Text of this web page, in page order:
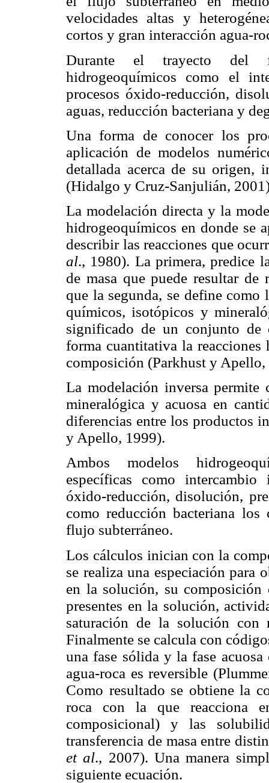
velocidades altas y
cortos y gran interacción agua-
Durante el trayecto del
hidrogeoquímicos como el
procesos óxido-reducción,
aguas, reducción bacteriana y
Una forma de conocer los
aplicación de modelos
detallada acerca de su origen,
(Hidalgo y Cruz-Sanjulián,
La modelación directa y la
hidrogeoquímicos en donde se
describir las reacciones que
al., 1980). La primera, predice
de masa que puede resultar de
que la segunda, se define como
químicos, isotópicos y
significado de un conjunto de
forma cuantitativa la
composición (Parkhust y Apello,
La modelación inversa permite
mineralógica y acuosa en
diferencias entre los productos
y Apello, 1999).
Ambos modelos
específicas como intercambio
óxido-reducción, disolución,
como reducción bacteriana
flujo subterráneo.
Los cálculos inician con la
se realiza una especiación para
en la solución, su composición
presentes en la solución,
saturación de la solución con
Finalmente se calcula con
una fase sólida y la fase
agua-roca es reversible
Como resultado se obtiene la
roca con la que reacciona
composicional) y las
transferencia de masa entre
et al., 2007). Una manera
siguiente ecuación.